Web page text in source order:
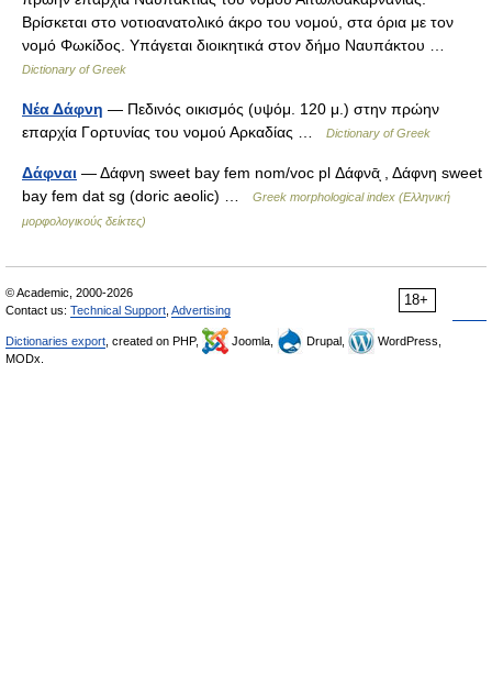
Βρίσκεται στο νοτιοανατολικό άκρο του νομού, στα όρια με τον
νομό Φωκίδος. Υπάγεται διοικητικά στον δήμο Ναυπάκτου …
Dictionary of Greek
Νέα Δάφνη — Πεδινός οικισμός (υψόμ. 120 μ.) στην πρώην
επαρχία Γορτυνίας του νομού Αρκαδίας …
Dictionary of Greek
Δάφναι — Δάφνη sweet bay fem nom/voc pl Δάφνᾱͅ , Δάφνη sweet
bay fem dat sg (doric aeolic) …
Greek morphological index (Ελληνική
μορφολογικούς δείκτες)
18+
© Academic, 2000-2026
Contact us: Technical Support Advertising
Dictionaries export , created on PHP, Joomla, Drupal,
WordPress,
MODx.